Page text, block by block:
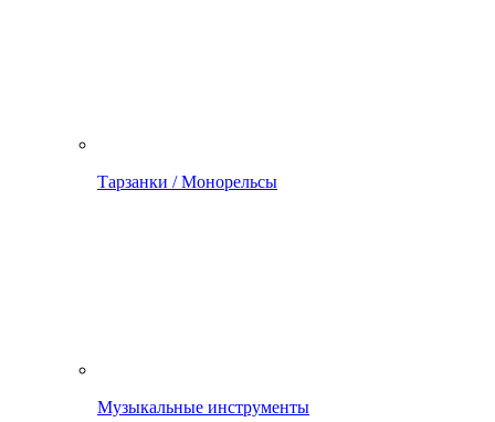
Тарзанки / Монорельсы
Музыкальные инструменты